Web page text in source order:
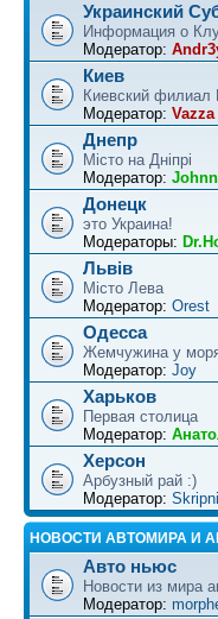
Украинский
Информация о
Модератор:
Киев
Киевский филиал
Модератор: Vazza
Днепр
Місто на Дніпрі
Модератор:
Донецк
это Украина!
Модераторы:
Львів
Місто Лева
Модератор: Orest
Одесса
Жемчужина у
Модератор: Joy
Харьков
Первая столица
Модератор:
Херсон
Арбузный рай :)
Модератор:
НОВОСТИ АВТОМИРА И
Авто ньюс
Новости из мира
Модератор: